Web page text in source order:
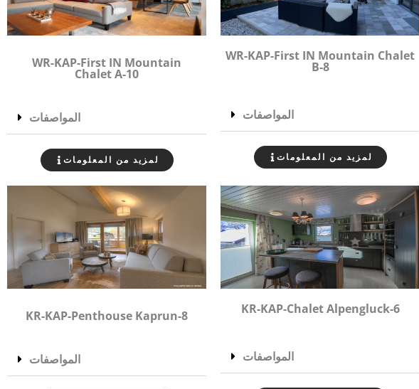
WR-KAP-First IN Mountain
Chalet A-10
المواصفات
لمزيد من المعلومات
WR-KAP-First IN Mountain Chalet
B-8
المواصفات
لمزيد من المعلومات
KR-KAP-Penthouse Kaprun-8
المواصفات
KR-KAP-Chalet Alpengluck-6
المواصفات